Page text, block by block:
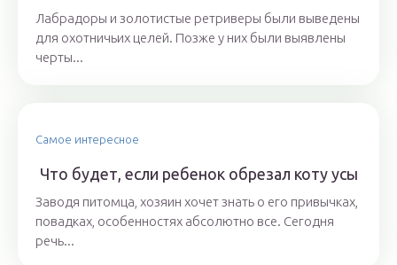
Лабрадоры и золотистые ретриверы были выведены
для охотничьих целей. Позже у них были выявлены
черты...
Самое интересное
Что будет, если ребенок обрезал коту усы
Заводя питомца, хозяин хочет знать о его привычках,
повадках, особенностях абсолютно все. Сегодня
речь...